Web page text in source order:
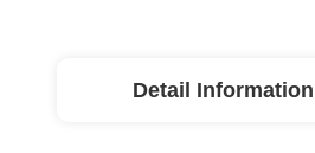
Detail Information